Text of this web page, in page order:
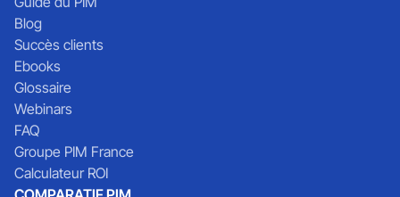
Blog
Succès clients
Ebooks
Glossaire
Webinars
FAQ
Groupe PIM France
Calculateur ROI